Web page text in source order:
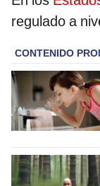
regulado a